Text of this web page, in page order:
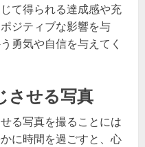
て得られる達成感や充
ジティブな影響を与
勇気や自信を与えてく
させる写真
る写真を撮ることには
に時間を過ごすと、心